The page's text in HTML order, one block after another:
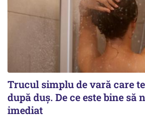
Trucul simplu de vară care
după duș. De ce este bine să
imediat